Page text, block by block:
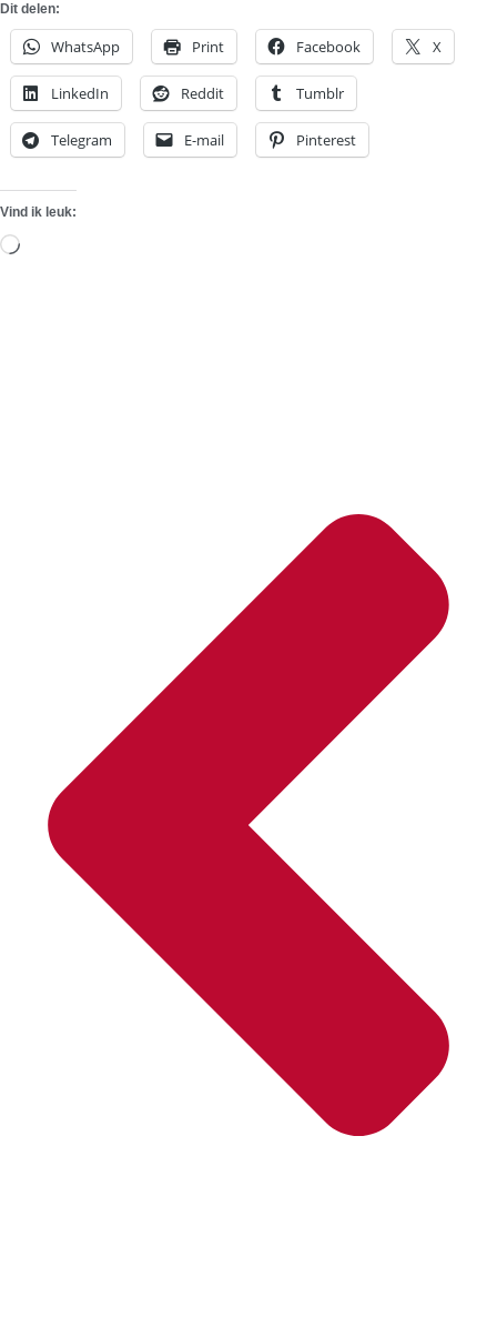
Dit delen:
WhatsApp Print Facebook X
LinkedIn Reddit Tumblr
Telegram E-mail Pinterest
Vind ik leuk:
Aan